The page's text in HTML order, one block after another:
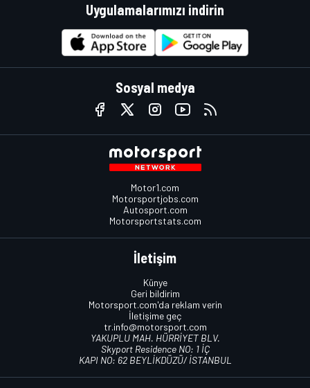
Uygulamalarımızı indirin
Sosyal medya
Motor1.com
Motorsportjobs.com
Autosport.com
Motorsportstats.com
İletişim
Künye
Geri bildirim
Motorsport.com'da reklam verin
İletişime geç
tr.info@motorsport.com
YAKUPLU MAH. HÜRRİYET BLV.
Skyport Residence NO: 1 İÇ
KAPI NO: 62 BEYLİKDÜZÜ/ İSTANBUL